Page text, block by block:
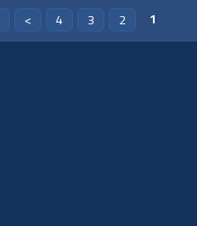
1
2
3
4
>